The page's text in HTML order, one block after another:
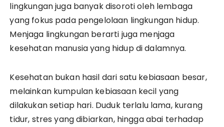
lingkungan juga banyak disoroti oleh lembaga
yang fokus pada pengelolaan lingkungan hidup.
Menjaga lingkungan berarti juga menjaga
kesehatan manusia yang hidup di dalamnya.
Kesehatan bukan hasil dari satu kebiasaan besar,
melainkan kumpulan kebiasaan kecil yang
dilakukan setiap hari. Duduk terlalu lama, kurang
tidur, stres yang dibiarkan, hingga abai terhadap